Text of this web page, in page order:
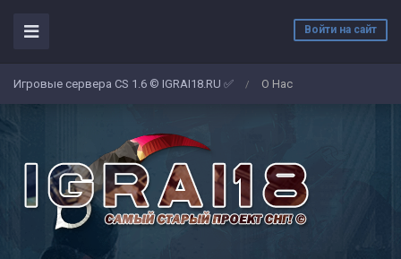
Войти на сайт
Игровые сервера CS 1.6 © IGRAI18.RU ✅ / О Нас